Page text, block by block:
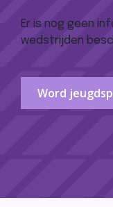
Er is nog geen
wedstrijden
Word